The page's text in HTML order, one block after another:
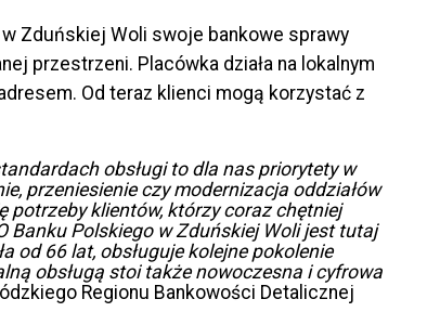
Zduńskiej Woli swoje bankowe sprawy
przestrzeni. Placówka działa na lokalnym
Od teraz klienci mogą korzystać z
obsługi to dla nas priorytety w
przeniesienie czy modernizacja oddziałów
potrzeby klientów, którzy coraz chętniej
Banku Polskiego w Zduńskiej Woli jest tutaj
od 66 lat, obsługuje kolejne pokolenie
obsługą stoi także nowoczesna i cyfrowa
Regionu Bankowości Detalicznej